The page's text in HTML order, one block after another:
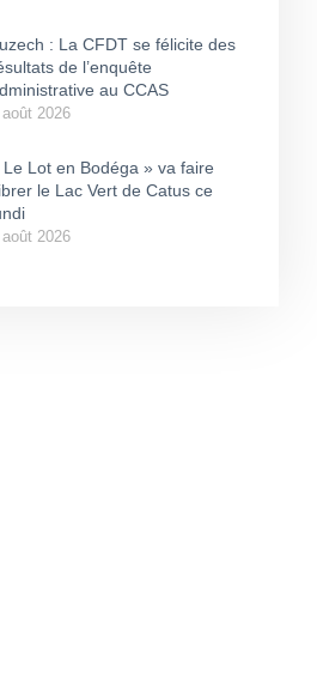
: La CFDT se félicite des
de l’enquête
au CCAS
2026
Le Lot en Bodéga » va faire
le Lac Vert de Catus ce
2026